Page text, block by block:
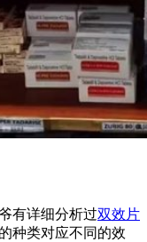
有详细分析过双效片
种类对应不同的效